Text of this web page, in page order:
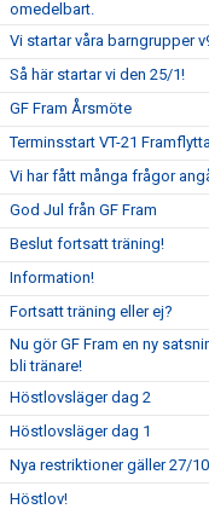
omedelbart.
Vi startar våra barngrupper
Så här startar vi den 25/1!
GF Fram Årsmöte
Terminsstart VT-21
Vi har fått många frågor
God Jul från GF Fram
Beslut fortsatt träning!
Information!
Fortsatt träning eller ej?
Nu gör GF Fram en ny
bli tränare!
Höstlovsläger dag 2
Höstlovsläger dag 1
Nya restriktioner gäller 27/
Höstlov!